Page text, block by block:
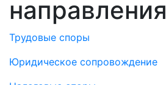
направления
Трудовые споры
Юридическое сопровождение